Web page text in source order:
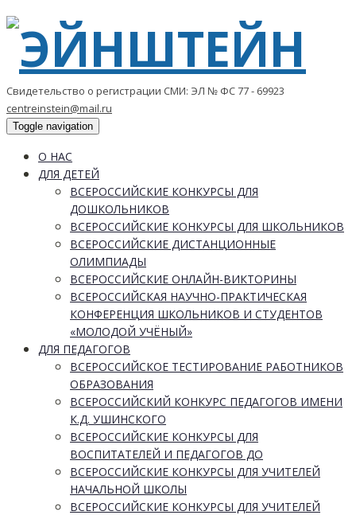
Свидетельство о регистрации СМИ: ЭЛ № ФС 77 - 69923
centreinstein@mail.ru
Toggle navigation
О НАС
ДЛЯ ДЕТЕЙ
ВСЕРОССИЙСКИЕ КОНКУРСЫ ДЛЯ
ДОШКОЛЬНИКОВ
ВСЕРОССИЙСКИЕ КОНКУРСЫ ДЛЯ ШКОЛЬНИКОВ
ВСЕРОССИЙСКИЕ ДИСТАНЦИОННЫЕ
ОЛИМПИАДЫ
ВСЕРОССИЙСКИЕ ОНЛАЙН-ВИКТОРИНЫ
ВСЕРОССИЙСКАЯ НАУЧНО-ПРАКТИЧЕСКАЯ
КОНФЕРЕНЦИЯ ШКОЛЬНИКОВ И СТУДЕНТОВ
«МОЛОДОЙ УЧЁНЫЙ»
ДЛЯ ПЕДАГОГОВ
ВСЕРОССИЙСКОЕ ТЕСТИРОВАНИЕ РАБОТНИКОВ
ОБРАЗОВАНИЯ
ВСЕРОССИЙСКИЙ КОНКУРС ПЕДАГОГОВ ИМЕНИ
К.Д. УШИНСКОГО
ВСЕРОССИЙСКИЕ КОНКУРСЫ ДЛЯ
ВОСПИТАТЕЛЕЙ И ПЕДАГОГОВ ДО
ВСЕРОССИЙСКИЕ КОНКУРСЫ ДЛЯ УЧИТЕЛЕЙ
НАЧАЛЬНОЙ ШКОЛЫ
ВСЕРОССИЙСКИЕ КОНКУРСЫ ДЛЯ УЧИТЕЛЕЙ